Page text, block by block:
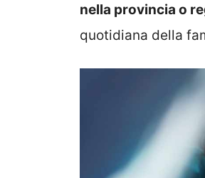
nella provincia o
quotidiana della